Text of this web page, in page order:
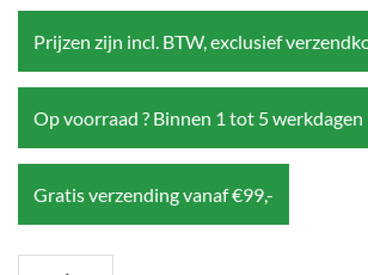
Prijzen zijn incl. BTW, exclusief
Op voorraad ? Binnen 1 tot 5 werkdagen
Gratis verzending vanaf €99,-